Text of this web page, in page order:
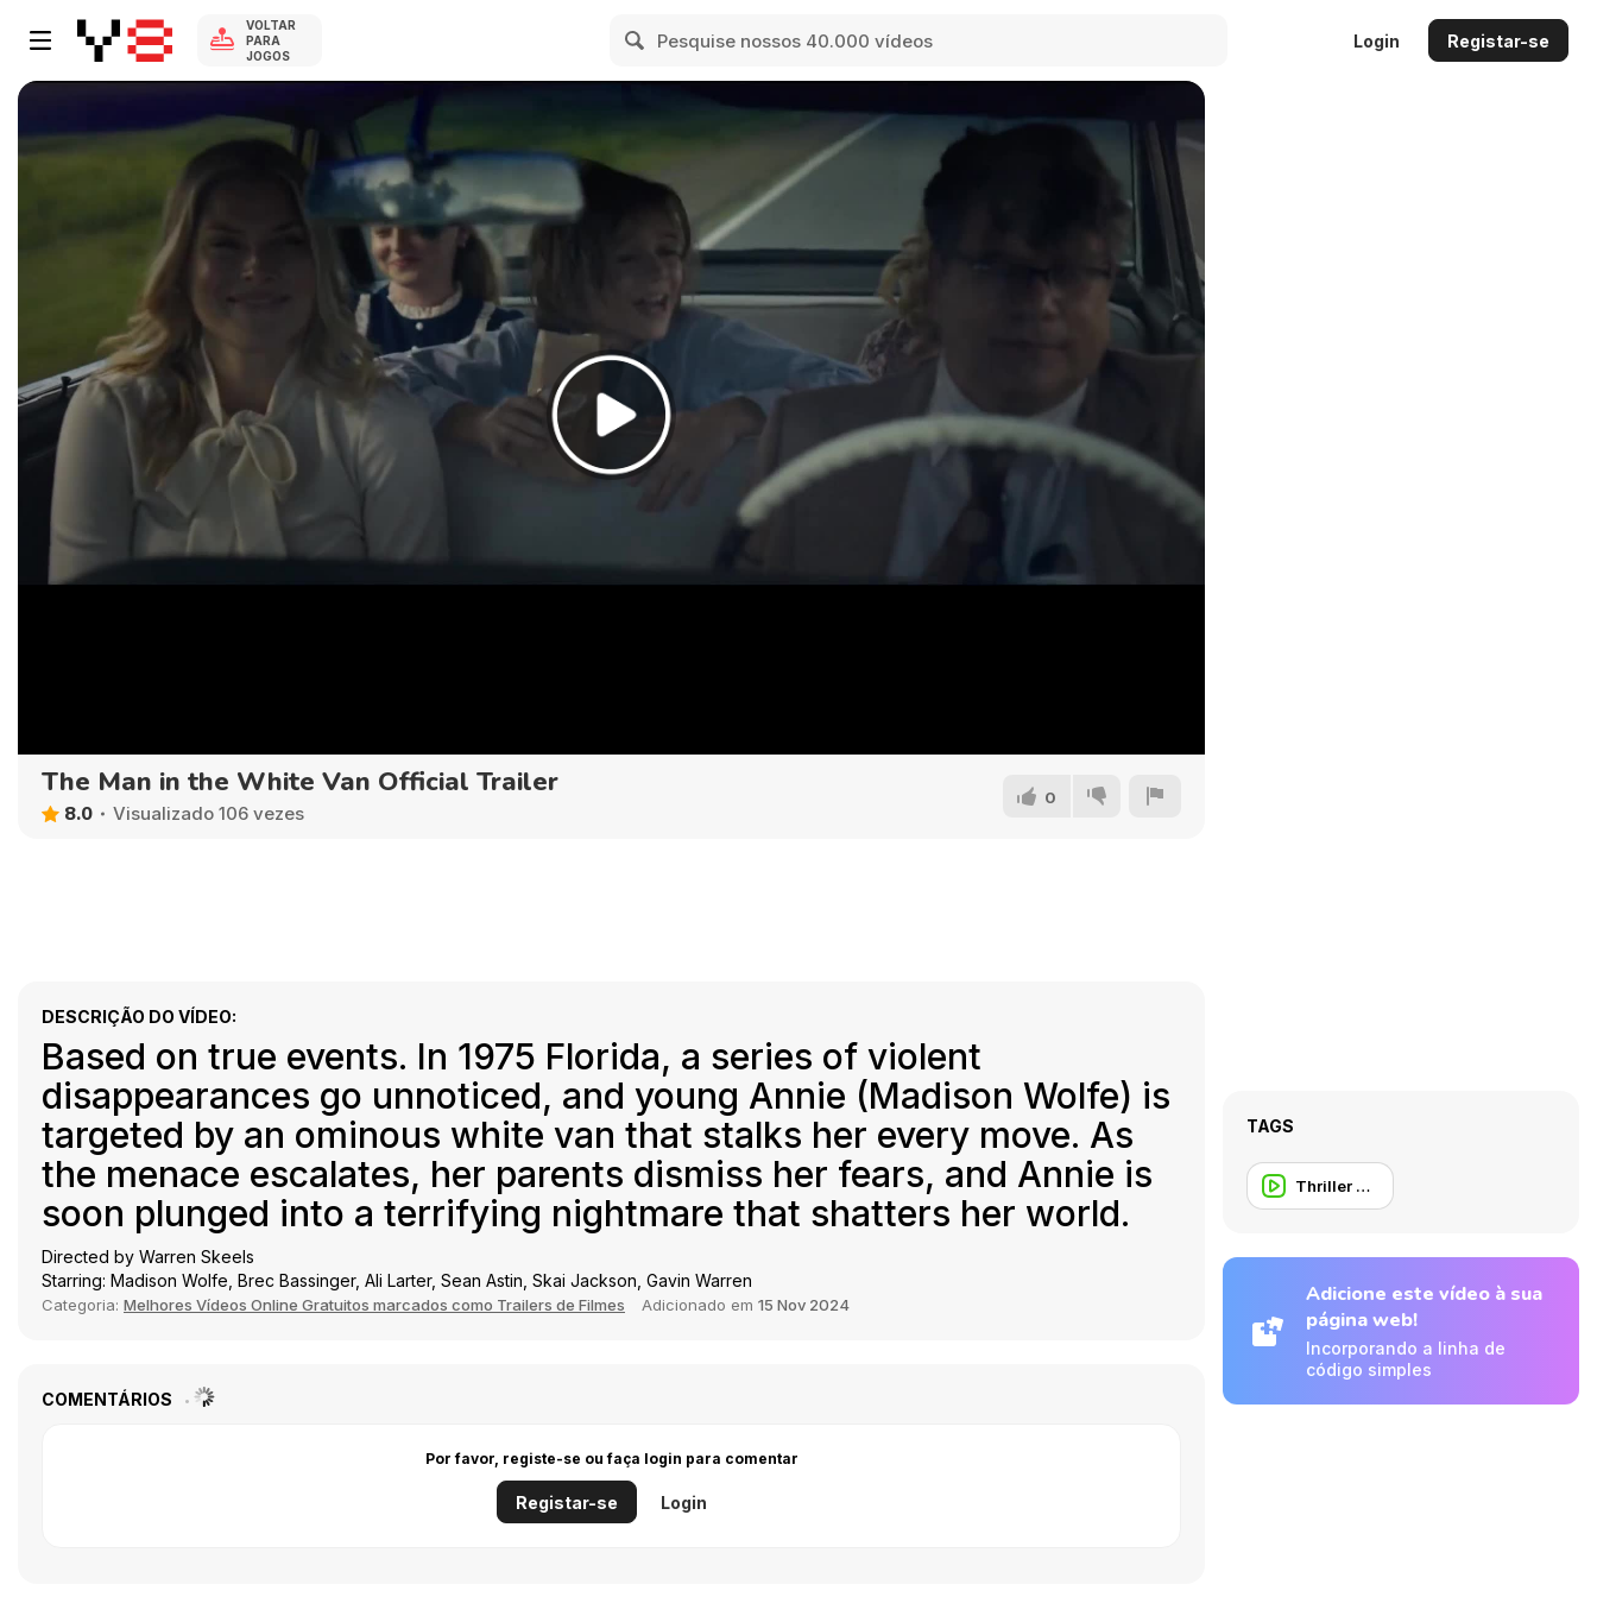
VOLTAR
PARA
JOGOS
Login Registar-se
The Man in the White Van Official Trailer
8.0 Visualizado 106 vezes
0
DESCRIÇÃO DO VÍDEO:
Based on true events. In 1975 Florida, a series of violent
disappearances go unnoticed, and young Annie (Madison Wolfe) is
targeted by an ominous white van that stalks her every move. As
the menace escalates, her parents dismiss her fears, and Annie is
soon plunged into a terrifying nightmare that shatters her world.
Directed by Warren Skeels
Starring: Madison Wolfe, Brec Bassinger, Ali Larter, Sean Astin, Skai Jackson, Gavin Warren
Categoria: Melhores Vídeos Online Gratuitos marcados como Trailers de Filmes Adicionado em 15 Nov 2024
COMENTÁRIOS
Por favor, registe-se ou faça login para comentar
Registar-se Login
TAGS
Thriller Trailer
Adicione este vídeo à sua
página web!
Incorporando a linha de
código simples